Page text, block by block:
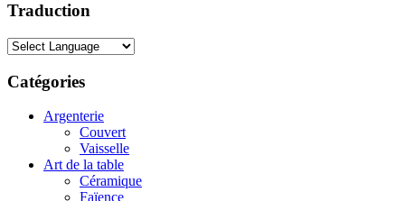
Traduction
Catégories
Argenterie
Couvert
Vaisselle
Art de la table
Céramique
Faïence